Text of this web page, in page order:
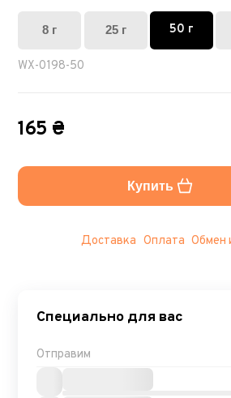
8 г 25 г 50 г
WX-0198-50
165 ₴
Купить
Доставка Оплата Обмен
Специально для вас
Отправим